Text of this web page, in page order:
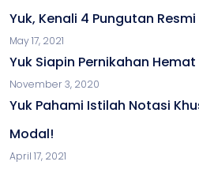
Yuk, Kenali 4 Pungutan
May 17, 2021
Yuk Siapin Pernikahan
November 3, 2020
Yuk Pahami Istilah Notasi
Modal!
April 17, 2021